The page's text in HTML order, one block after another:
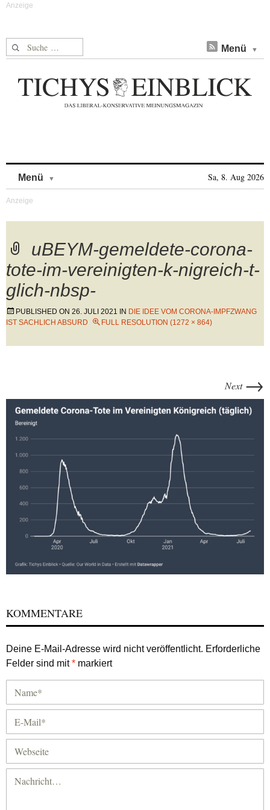
Suche nach: Menü
Menü Sa, 8. Aug 2026
uBEYM-gemeldete-corona-
tote-im-vereinigten-k-nigreich-t-
glich-nbsp-
PUBLISHED ON 26. JULI 2021 IN DIE IDEE VOM CORONA-IMPFZWANG
IST SACHLICH ABSURD
FULL RESOLUTION (1272 × 864)
Next →
KOMMENTARE
Deine E-Mail-Adresse wird nicht veröffentlicht. Erforderliche
Felder sind mit* markiert